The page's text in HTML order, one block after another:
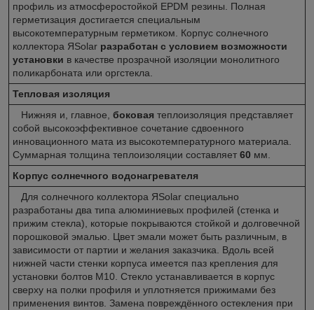
профиль из атмосферостойкой EPDM резины. Полная
герметизация достигается специальным
высокотемпературным герметиком. Корпус солнечного
коллектора ЯSolar разработан с условием возможности
установки в качестве прозрачной изоляции монолитного
поликарбоната или оргстекла.
Тепловая изоляция
Нижняя и, главное, боковая теплоизоляция представляет
собой высокоэффективное сочетание сдвоенного
инновационного мата из высокотемпературного материала.
Суммарная толщина теплоизоляции составляет 60 мм.
Корпус солнечного водонагревателя
Для солнечного коллектора ЯSolar специально
разработаны два типа алюминиевых профилей (стенка и
прижим стекла), которые покрываются стойкой и долговечной
порошковой эмалью. Цвет эмали может быть различным, в
зависимости от партии и желания заказчика. Вдоль всей
нижней части стенки корпуса имеется паз крепления для
установки болтов М10. Стекло устанавливается в корпус
сверху на полки профиля и уплотняется прижимами без
применения винтов. Замена повреждённого остекления при